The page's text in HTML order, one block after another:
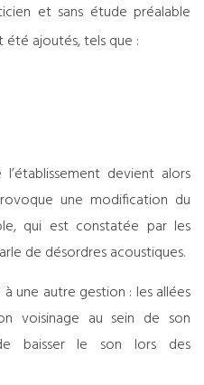
et sans étude préalable
été ajoutés, tels que :
devient alors
une modification du
qui est constatée par les
de désordres acoustiques.
une autre gestion : les allées
voisinage au sein de son
baisser le son lors des